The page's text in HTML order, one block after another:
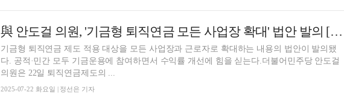
與 안도걸 의원, '기금형 퇴직연금 모든 사업장 확대' 법안 발의 [연금 통신]
기금형 퇴직연금 제도 적용 대상을 모든 사업장과 근로자로 확대하는 내용의 법안이 발의됐
다. 공적·민간 모두 기금운용에 참여하면서 수익률 개선에 힘을 싣는다.더불어민주당 안도걸
의원은 22일 퇴직연금제도의 ...
2025-07-22 화요일 | 정선은 기자